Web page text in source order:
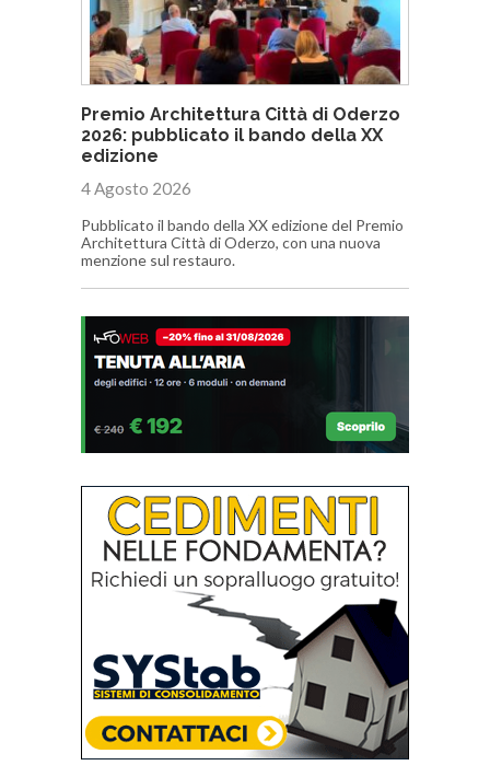
Premio Architettura Città di Oderzo
2026: pubblicato il bando della XX
edizione
4 Agosto 2026
Pubblicato il bando della XX edizione del Premio
Architettura Città di Oderzo, con una nuova
menzione sul restauro.